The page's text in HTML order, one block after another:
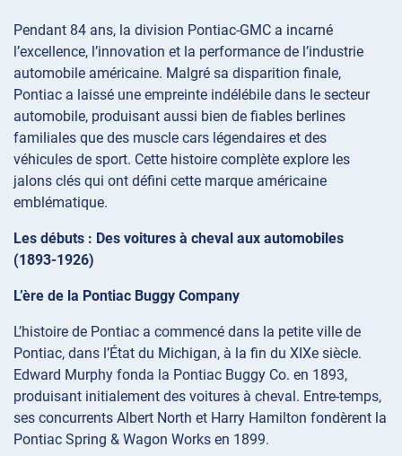
Pendant 84 ans, la division Pontiac-GMC a incarné
l’excellence, l’innovation et la performance de l’industrie
automobile américaine. Malgré sa disparition finale,
Pontiac a laissé une empreinte indélébile dans le secteur
automobile, produisant aussi bien de fiables berlines
familiales que des muscle cars légendaires et des
véhicules de sport. Cette histoire complète explore les
jalons clés qui ont défini cette marque américaine
emblématique.
Les débuts : Des voitures à cheval aux automobiles
(1893-1926)
L’ère de la Pontiac Buggy Company
L’histoire de Pontiac a commencé dans la petite ville de
Pontiac, dans l’État du Michigan, à la fin du XIXe siècle.
Edward Murphy fonda la Pontiac Buggy Co. en 1893,
produisant initialement des voitures à cheval. Entre-temps,
ses concurrents Albert North et Harry Hamilton fondèrent la
Pontiac Spring & Wagon Works en 1899.